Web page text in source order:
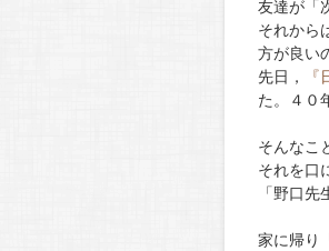
友達が「
それから
方が良い
先日，
た。４０
そんなこ
それを口
「野口
家に帰り